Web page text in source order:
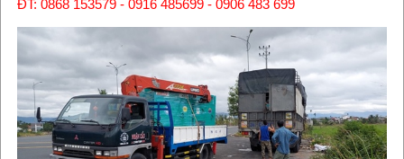
ĐT: 0868 153579 - 0916 485699 - 0906 483 699